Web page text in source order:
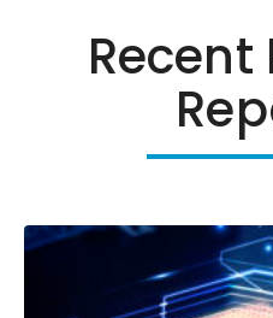
Recent